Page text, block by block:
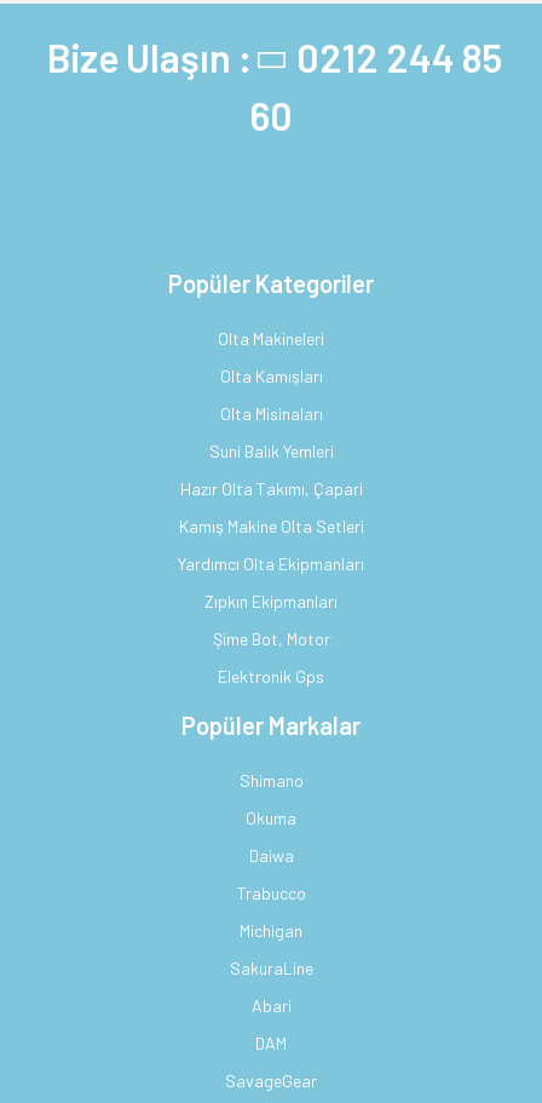
Bize Ulaşın : 0212 244 85
60
Popüler Kategoriler
Olta Makineleri
Olta Kamışları
Olta Misinaları
Suni Balık Yemleri
Hazır Olta Takımı, Çapari
Kamış Makine Olta Setleri
Yardımcı Olta Ekipmanları
Zıpkın Ekipmanları
Şime Bot, Motor
Elektronik Gps
Popüler Markalar
Shimano
Okuma
Daiwa
Trabucco
Michigan
SakuraLine
Abari
DAM
SavageGear